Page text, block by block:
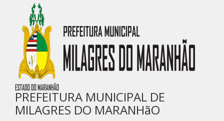
PREFEITURA MUNICIPAL DE
MILAGRES DO MARANHãO